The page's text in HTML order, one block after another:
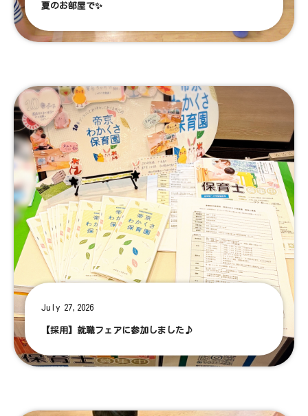
夏のお部屋で✨
July 27,2026
【採用】就職フェアに参加しました♪